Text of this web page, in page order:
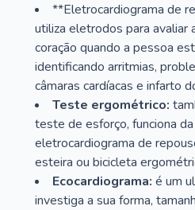
**Eletrocardiograma de
utiliza eletrodos para avaliar
coração quando a pessoa
identificando arritmias,
câmaras cardíacas e infarto
Teste ergométrico:
teste de esforço, funciona
eletrocardiograma de
esteira ou bicicleta
Ecocardiograma: é um
investiga a sua forma,